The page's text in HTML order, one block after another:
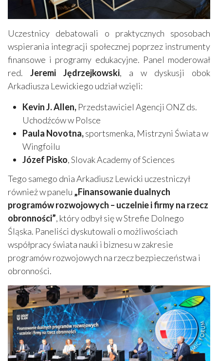
Uczestnicy debatowali o praktycznych sposobach
wspierania integracji społecznej poprzez instrumenty
finansowe i programy edukacyjne. Panel moderował
red. Jeremi Jędrzejkowski, a w dyskusji obok
Arkadiusza Lewickiego udział wzięli:
Kevin J. Allen, Przedstawiciel Agencji ONZ ds.
Uchodźców w Polsce
Paula Novotna,sportsmenka, Mistrzyni Świata w
Wingfoilu
Józef Pisko, Slovak Academy of Sciences
Tego samego dnia Arkadiusz Lewicki uczestniczył
również w panelu „Finansowanie dualnych
programów rozwojowych – uczelnie i firmy na rzecz
obronności”, który odbył się w Strefie Dolnego
Śląska. Paneliści dyskutowali o możliwościach
współpracy świata nauki i biznesu w zakresie
programów rozwojowych na rzecz bezpieczeństwa i
obronności.